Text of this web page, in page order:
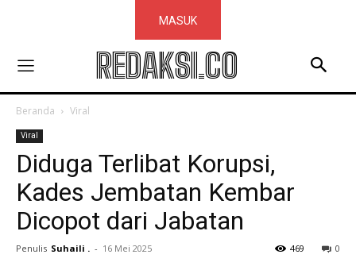
MASUK
REDAKSI.CO
Beranda Viral
Viral
Diduga Terlibat Korupsi,
Kades Jembatan Kembar
Dicopot dari Jabatan
Penulis Suhaili . - 16 Mei 2025 0
469